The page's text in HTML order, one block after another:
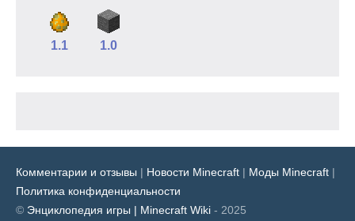
1.1 1.0
Комментарии и отзывы | Новости Minecraft | Моды Minecraft |
Политика конфиденциальности
© Энциклопедия игры | Minecraft Wiki - 2025